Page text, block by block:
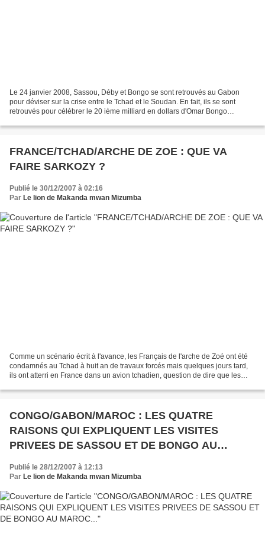
Le 24 janvier 2008, Sassou, Déby et Bongo se sont retrouvés au Gabon
pour déviser sur la crise entre le Tchad et le Soudan. En fait, ils se sont
retrouvés pour célébrer le 20 ième milliard en dollars d'Omar Bongo
FRANCE/TCHAD/ARCHE DE ZOE : QUE VA
FAIRE SARKOZY ?
Publié le 30/12/2007 à 02:16
Par Le lion de Makanda mwan Mizumba
Comme un scénario écrit à l'avance, les Français de l'arche de Zoé ont été
condamnés au Tchad à huit an de travaux forcés mais quelques jours tard,
ils ont atterri en France dans un avion tchadien, question de dire que les
CONGO/GABON/MAROC : LES QUATRE
RAISONS QUI EXPLIQUENT LES VISITES
PRIVEES DE SASSOU ET DE BONGO AU
Publié le 28/12/2007 à 12:13
Par Le lion de Makanda mwan Mizumba